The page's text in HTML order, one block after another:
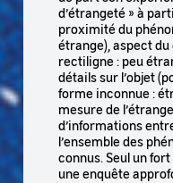
d’étrangeté » à
proximité du
étrange), aspect
rectiligne : peu
détails sur l’objet
forme inconnue :
mesure de
d’informations
l’ensemble des
connus. Seul un
une enquête